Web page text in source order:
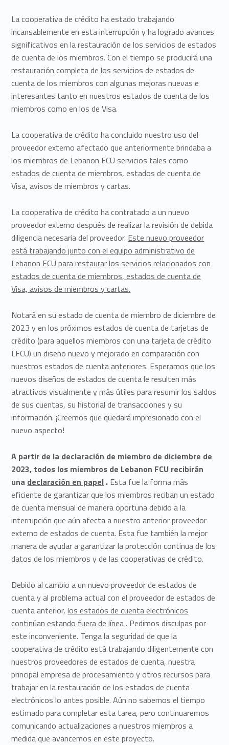
La cooperativa de crédito ha estado trabajando
incansablemente en esta interrupción y ha logrado avances
significativos en la restauración de los servicios de estados
de cuenta de los miembros. Con el tiempo se producirá una
restauración completa de los servicios de estados de
cuenta de los miembros con algunas mejoras nuevas e
interesantes tanto en nuestros estados de cuenta de los
miembros como en los de Visa.
La cooperativa de crédito ha concluido nuestro uso del
proveedor externo afectado que anteriormente brindaba a
los miembros de Lebanon FCU servicios tales como
estados de cuenta de miembros, estados de cuenta de
Visa, avisos de miembros y cartas.
La cooperativa de crédito ha contratado a un nuevo
proveedor externo después de realizar la revisión de debida
diligencia necesaria del proveedor. Este nuevo proveedor
está trabajando junto con el equipo administrativo de
Lebanon FCU para restaurar los servicios relacionados con
estados de cuenta de miembros, estados de cuenta de
Visa, avisos de miembros y cartas.
Notará en su estado de cuenta de miembro de diciembre de
2023 y en los próximos estados de cuenta de tarjetas de
crédito (para aquellos miembros con una tarjeta de crédito
LFCU) un diseño nuevo y mejorado en comparación con
nuestros estados de cuenta anteriores. Esperamos que los
nuevos diseños de estados de cuenta le resulten más
atractivos visualmente y más útiles para resumir los saldos
de sus cuentas, su historial de transacciones y su
información. ¡Creemos que quedará impresionado con el
nuevo aspecto!
A partir de la declaración de miembro de diciembre de
2023, todos los miembros de Lebanon FCU recibirán
una declaración en papel . Esta fue la forma más
eficiente de garantizar que los miembros reciban un estado
de cuenta mensual de manera oportuna debido a la
interrupción que aún afecta a nuestro anterior proveedor
externo de estados de cuenta. Esta fue también la mejor
manera de ayudar a garantizar la protección continua de los
datos de los miembros y de las cooperativas de crédito.
Debido al cambio a un nuevo proveedor de estados de
cuenta y al problema actual con el proveedor de estados de
cuenta anterior,los estados de cuenta electrónicos
continúan estando fuera de línea. Pedimos disculpas por
este inconveniente. Tenga la seguridad de que la
cooperativa de crédito está trabajando diligentemente con
nuestros proveedores de estados de cuenta, nuestra
principal empresa de procesamiento y otros recursos para
trabajar en la restauración de los estados de cuenta
electrónicos lo antes posible. Aún no sabemos el tiempo
estimado para completar esta tarea, pero continuaremos
comunicando actualizaciones a nuestros miembros a
medida que avancemos en este proyecto.